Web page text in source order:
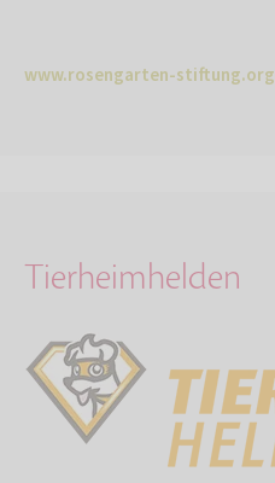
www.rosengarten-stiftung.org
Tierheimhelden